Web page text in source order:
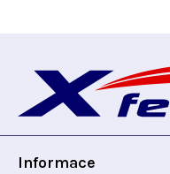
p
Informace